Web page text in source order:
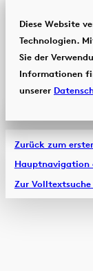
Diese Website
Technologien.
Sie der
Informationen
unserer
Zurück zum
Hauptnavigation
Zur Volltextsuche